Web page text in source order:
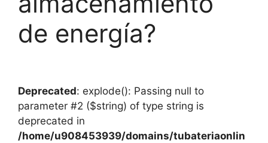
de energía?
Deprecated: explode(): Passing null to
parameter #2 ($string) of type string is
deprecated in
/home/u908453939/domains/tubateriaonlin